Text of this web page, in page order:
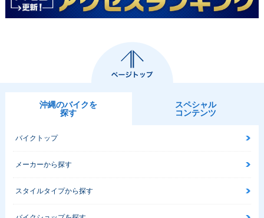
沖縄のバイクを
探す
スペシャル
コンテンツ
バイクトップ
メーカーから探す
スタイルタイプから探す